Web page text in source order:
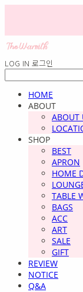
LOG IN 로그인
HOME
ABOUT
ABOUT
SHOP
BEST
APRON
HOME
TABLE
BAGS
ACC
ART
SALE
GIFT
REVIEW
NOTICE
Q&A